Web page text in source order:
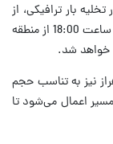
بار ترافیکی، از
حدود ساعت 17:00 از محدوده پل زنگوله و از حدود ساعت 18:00 از منطقه
خواهد شد.
نیز به تناسب حجم
اعمال می‌شود تا